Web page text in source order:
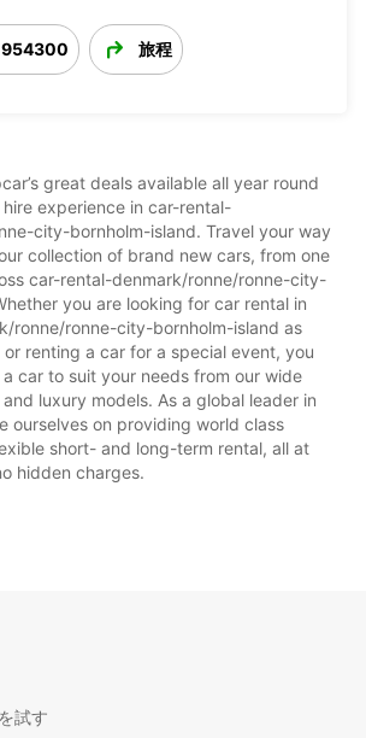
旅程
great deals available all year round
experience in car-rental-
city-bornholm-island. Travel your way
collection of brand new cars, from one
car-rental-denmark/ronne/ronne-city-
you are looking for car rental in
ronne/ronne-city-bornholm-island as
renting a car for a special event, you
car to suit your needs from our wide
luxury models. As a global leader in
ourselves on providing world class
short- and long-term rental, all at
hidden charges.
試す